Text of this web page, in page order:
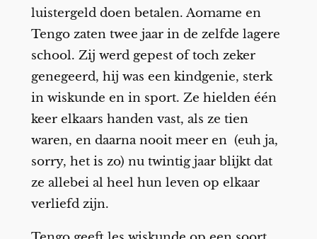
luistergeld doen betalen. Aomame en
Tengo zaten twee jaar in de zelfde lagere
school. Zij werd gepest of toch zeker
genegeerd, hij was een kindgenie, sterk
in wiskunde en in sport. Ze hielden één
keer elkaars handen vast, als ze tien
waren, en daarna nooit meer en (euh ja,
sorry, het is zo) nu twintig jaar blijkt dat
ze allebei al heel hun leven op elkaar
verliefd zijn.